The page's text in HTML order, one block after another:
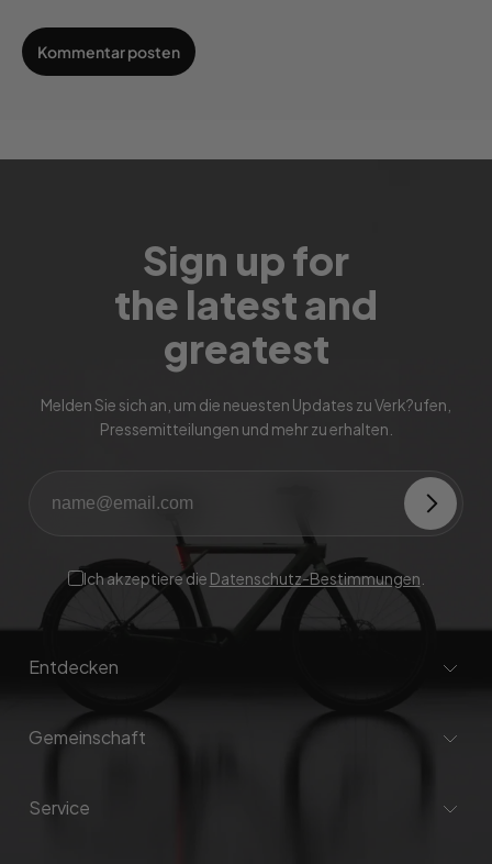
Sign up for
the latest and
greatest
Melden Sie sich an, um die neuesten Updates zu Verk?ufen,
Pressemitteilungen und mehr zu erhalten.
Ich akzeptiere die Datenschutz-Bestimmungen
Entdecken
Gemeinschaft
Service